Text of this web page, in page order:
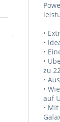
•
•
•
•
zu
•
•
auf
•